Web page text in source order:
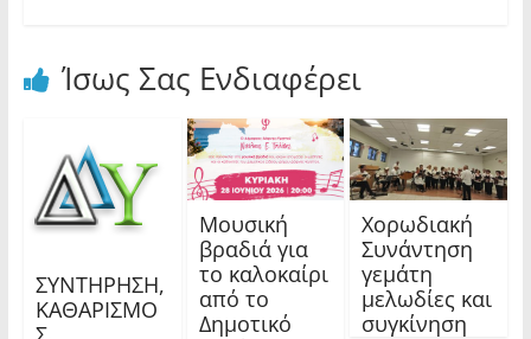
Ίσως Σας Ενδιαφέρει
ΣΥΝΤΗΡΗΣΗ,
ΚΑΘΑΡΙΣΜΟ
Μουσική
βραδιά για
το καλοκαίρι
από το
Δημοτικό
Χορωδιακή
Συνάντηση
γεμάτη
μελωδίες και
συγκίνηση